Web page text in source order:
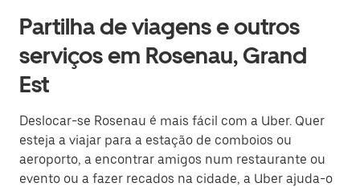
Partilha de viagens e outros
serviços em Rosenau, Grand
Est
Deslocar-se Rosenau é mais fácil com a Uber. Quer
esteja a viajar para a estação de comboios ou
aeroporto, a encontrar amigos num restaurante ou
evento ou a fazer recados na cidade, a Uber ajuda-o